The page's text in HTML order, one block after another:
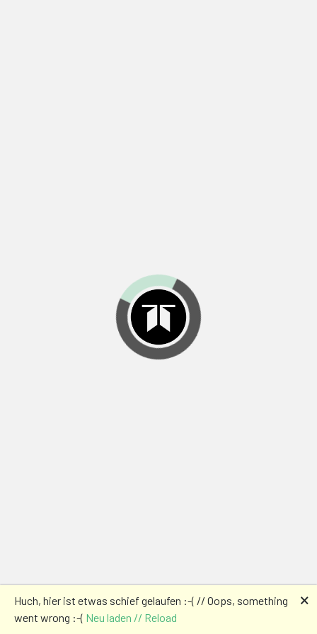
Huch, hier ist etwas schief gelaufen :-( // Oops, something
went wrong :-( Neu laden // Reload
🗙